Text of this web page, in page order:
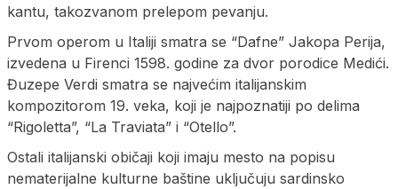
kantu, takozvanom prelepom pevanju.
Prvom operom u Italiji smatra se “Dafne” Jakopa Perija,
izvedena u Firenci 1598. godine za dvor porodice Medići.
Đuzepe Verdi smatra se najvećim italijanskim
kompozitorom 19. veka, koji je najpoznatiji po delima
“Rigoletta”, “La Traviata” i “Otello”.
Ostali italijanski običaji koji imaju mesto na popisu
nematerijalne kulturne baštine uključuju sardinsko